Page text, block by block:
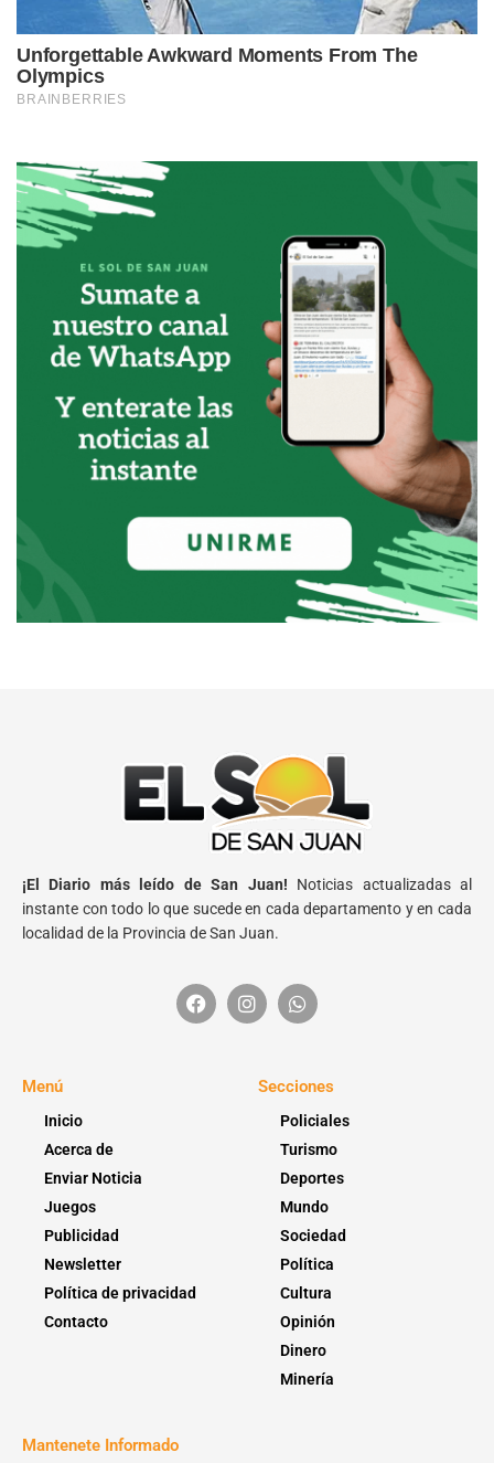
¡El Diario más leído de San Juan! Noticias actualizadas al
instante con todo lo que sucede en cada departamento y en cada
localidad de la Provincia de San Juan.
Menú
Inicio
Acerca de
Enviar Noticia
Juegos
Publicidad
Newsletter
Política de privacidad
Contacto
Secciones
Policiales
Turismo
Deportes
Mundo
Sociedad
Política
Cultura
Opinión
Dinero
Minería
Mantenete Informado